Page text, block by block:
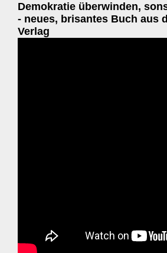
Demokratie überwinden,
- neues, brisantes Buch aus
Verlag